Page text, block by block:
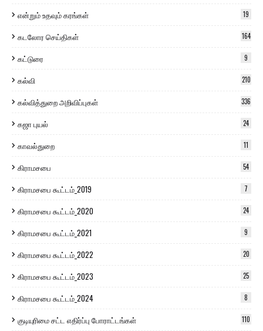
என்றும் உதவும் கரங்கள் 19
கடலோர செய்திகள் 164
கட்டுரை 9
கல்வி 210
கல்வித்துறை அறிவிப்புகள் 336
கஜா புயல் 24
காவல்துறை 11
கிராமசபை 54
கிராமசபை கூட்டம்_2019 7
கிராமசபை கூட்டம்_2020 24
கிராமசபை கூட்டம்_2021 9
கிராமசபை கூட்டம்_2022 20
கிராமசபை கூட்டம்_2023 25
கிராமசபை கூட்டம்_2024 8
குடியுரிமை சட்ட எதிர்ப்பு போராட்டங்கள் 110